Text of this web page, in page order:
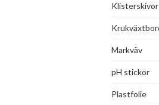
Klisterskivor
Markväv
pH stickor
Plastfolie